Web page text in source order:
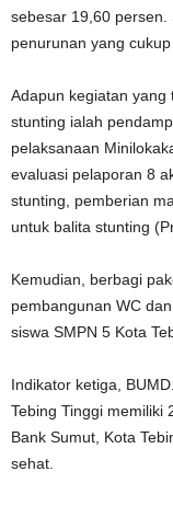
sebesar 19,60
penurunan yang
Adapun kegiatan yang
stunting ialah
pelaksanaan
evaluasi pelaporan 8
stunting, pemberian
untuk balita stunting
Kemudian, berbagi
pembangunan WC
siswa SMPN 5 Kota
Indikator ketiga,
Tebing Tinggi memiliki
Bank Sumut, Kota
sehat.